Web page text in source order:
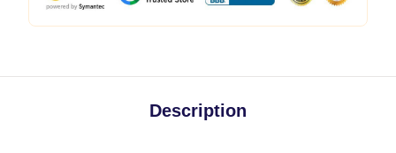
Description